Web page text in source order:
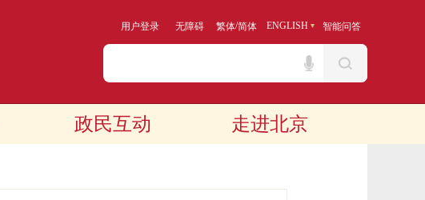
用户登录 无障碍 繁体/简体 ENGLISH 智能问答
政民互动 走进北京